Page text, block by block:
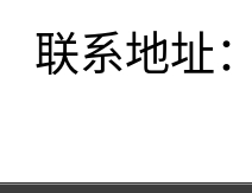
联系地址